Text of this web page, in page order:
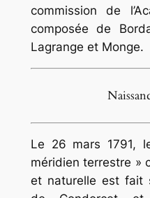
commission de
composée de
Lagrange et Monge.
Le 26 mars 1791,
méridien terrestre »
et naturelle est fait